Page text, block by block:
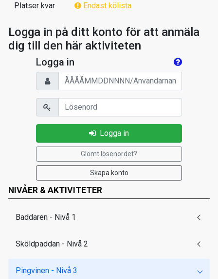
Platser kvar Endast kölista
Logga in på ditt konto för att anmäla
dig till den här aktiviteten
Logga in
Personnummer/Användarnamn
Lösenord
Logga in
Glömt lösenordet?
Skapa konto
NIVÅER & AKTIVITETER
Baddaren - Nivå 1
Sköldpaddan - Nivå 2
Pingvinen - Nivå 3